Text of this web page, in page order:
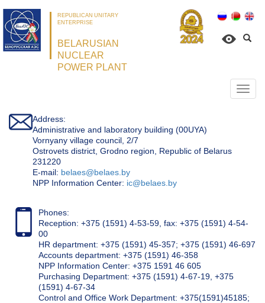
REPUBLICAN UNITARY
ENTERPRISE
BELARUSIAN
NUCLEAR
POWER PLANT
Address:
Administrative and laboratory building (00UYA)
Vornyany village council, 2/7
Ostrovets district, Grodno region, Republic of Belarus
231220
Е-mail: belaes@belaes.by
NPP Information Center: ic@belaes.by
Phones:
Reception: +375 (1591) 4-53-59, fax: +375 (1591) 4-54-
00
HR department: +375 (1591) 45-357; +375 (1591) 46-697
Accounts department: +375 (1591) 46-358
NPP Information Center: +375 1591 46 605
Purchasing Department: +375 (1591) 4-67-19, +375
(1591) 4-67-34
Control and Office Work Department: +375(1591)45185;